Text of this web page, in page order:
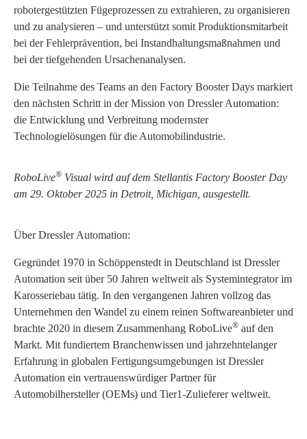
robotergestützten Fügeprozessen zu extrahieren, zu organisieren
und zu analysieren – und unterstützt somit Produktionsmitarbeit
bei der Fehlerprävention, bei Instandhaltungsmaßnahmen und
bei der tiefgehenden Ursachenanalysen.
Die Teilnahme des Teams an den Factory Booster Days markiert
den nächsten Schritt in der Mission von Dressler Automation:
die Entwicklung und Verbreitung modernster
Technologielösungen für die Automobilindustrie.
RoboLive® Visual wird auf dem Stellantis Factory Booster Day
am 29. Oktober 2025 in Detroit, Michigan, ausgestellt.
Über Dressler Automation:
Gegründet 1970 in Schöppenstedt in Deutschland ist Dressler
Automation seit über 50 Jahren weltweit als Systemintegrator im
Karosseriebau tätig. In den vergangenen Jahren vollzog das
Unternehmen den Wandel zu einem reinen Softwareanbieter und
brachte 2020 in diesem Zusammenhang RoboLive® auf den
Markt. Mit fundiertem Branchenwissen und jahrzehntelanger
Erfahrung in globalen Fertigungsumgebungen ist Dressler
Automation ein vertrauenswürdiger Partner für
Automobilhersteller (OEMs) und Tier1-Zulieferer weltweit.